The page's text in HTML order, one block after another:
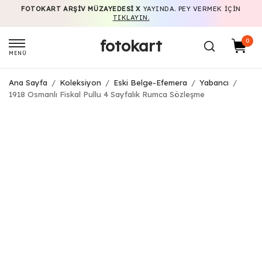
FOTOKART ARŞIV MÜZAYEDESI X YAYINDA. PEY VERMEK IÇIN
TIKLAYIN.
MENÜ fotokart 0
Ana Sayfa / Koleksiyon / Eski Belge-Efemera / Yabancı
/
1918 Osmanlı Fiskal Pullu 4 Sayfalık Rumca Sözleşme